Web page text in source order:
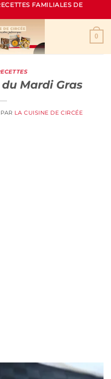
FAMILIALES DE
0
Mardi Gras
PAR LA CUISINE DE CIRCÉE